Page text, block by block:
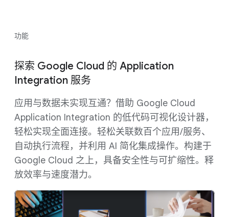
功能
探索 Google Cloud 的 Application
Integration 服务
应用与数据未实现互通？借助 Google Cloud
Application Integration 的低代码可视化设计器，
轻松实现全面连接。轻松关联数百个应用/服务、
自动执行流程，并利用 AI 简化集成操作。构建于
Google Cloud 之上，具备安全性与可扩缩性。释
放效率与速度潜力。